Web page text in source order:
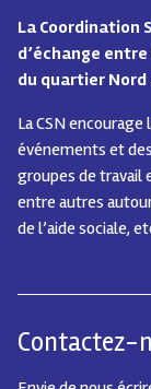
La Coordination
d’échange
du quartier
La CSN
événements et
groupes de travail
entre autres
de l’aide sociale,
Contactez-